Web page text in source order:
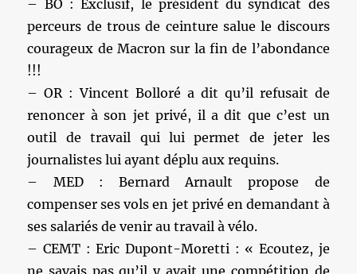
– BO : Exclusif, le président du syndicat des
perceurs de trous de ceinture salue le discours
courageux de Macron sur la fin de l’abondance
!!!
– OR : Vincent Bolloré a dit qu’il refusait de
renoncer à son jet privé, il a dit que c’est un
outil de travail qui lui permet de jeter les
journalistes lui ayant déplu aux requins.
– MED : Bernard Arnault propose de
compenser ses vols en jet privé en demandant à
ses salariés de venir au travail à vélo.
– CEMT : Eric Dupont-Moretti : « Ecoutez, je